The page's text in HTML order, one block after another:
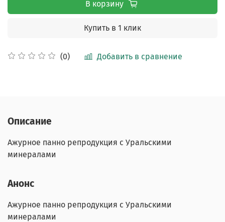
(0) Добавить в сравнение
В корзину
Купить в 1 клик
Описание
Ажурное панно репродукция с Уральскими
минералами
Анонс
Ажурное панно репродукция с Уральскими
минералами